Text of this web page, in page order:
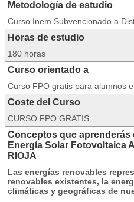
Metodología de estudio
Curso Inem Subvencionado a
Horas de estudio
180 horas
Curso orientado a
Curso FPO gratis para alumnos
Coste del Curso
CURSO FPO GRATIS
Conceptos que aprenderás
Energía Solar Fotovoltaica
RIOJA
Las energías renovables
renovables existentes, la
climáticas y geográficas de